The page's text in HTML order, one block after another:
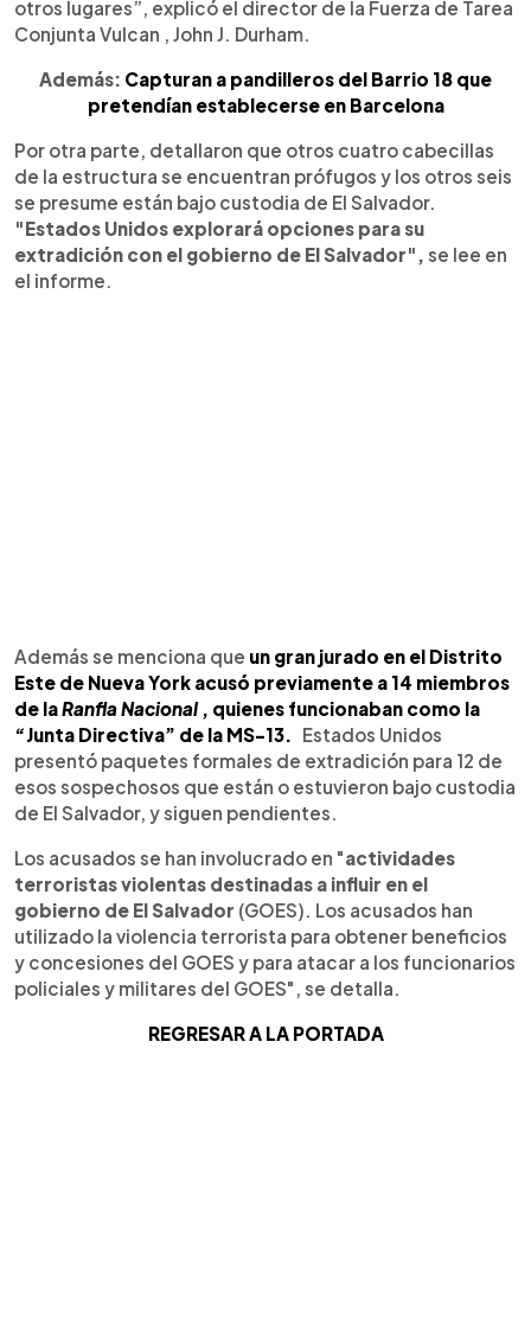
otros lugares”, explicó el director de la Fuerza de Tarea
Conjunta Vulcan , John J. Durham.
Además: Capturan a pandilleros del Barrio 18 que
pretendían establecerse en Barcelona
Por otra parte, detallaron que otros cuatro cabecillas
de la estructura se encuentran prófugos y los otros seis
se presume están bajo custodia de El Salvador.
"Estados Unidos explorará opciones para su
extradición con el gobierno de El Salvador", se lee en
el informe.
Además se menciona que un gran jurado en el Distrito
Este de Nueva York acusó previamente a 14 miembros
de laRanfla Nacional , quienes funcionaban como la
“Junta Directiva” de la MS-13. Estados Unidos
presentó paquetes formales de extradición para 12 de
esos sospechosos que están o estuvieron bajo custodia
de El Salvador, y siguen pendientes.
Los acusados ​​se han involucrado en "actividades
terroristas violentas destinadas a influir en el
gobierno de El Salvador (GOES). Los acusados ​​han
utilizado la violencia terrorista para obtener beneficios
y concesiones del GOES y para atacar a los funcionarios
policiales y militares del GOES", se detalla.
REGRESAR A LA PORTADA